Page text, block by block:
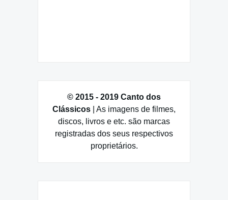
© 2015 - 2019 Canto dos
Clássicos | As imagens de filmes,
discos, livros e etc. são marcas
registradas dos seus respectivos
proprietários.